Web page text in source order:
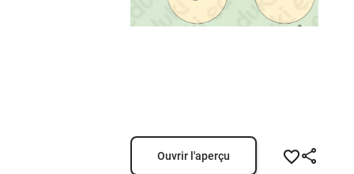
Ouvrir l'aperçu